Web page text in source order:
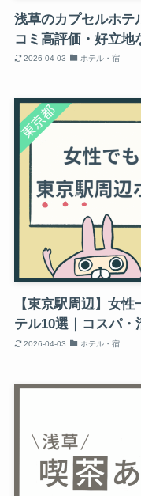
浅草のカプセルホテ
コミ高評価・好立地
2026-04-03 ホテル・宿
【東京駅周辺】女
テル10選｜コスパ・
2026-04-03 ホテル・宿